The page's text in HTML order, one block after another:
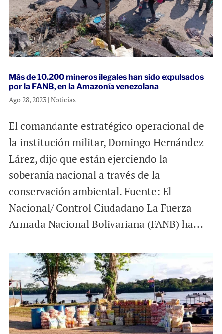
Más de 10.200 mineros ilegales han sido expulsados
por la FANB, en la Amazonía venezolana
Ago 28, 2023| Noticias
El comandante estratégico operacional de
la institución militar, Domingo Hernández
Lárez, dijo que están ejerciendo la
soberanía nacional a través de la
conservación ambiental. Fuente: El
Nacional/ Control Ciudadano La Fuerza
Armada Nacional Bolivariana (FANB) ha...